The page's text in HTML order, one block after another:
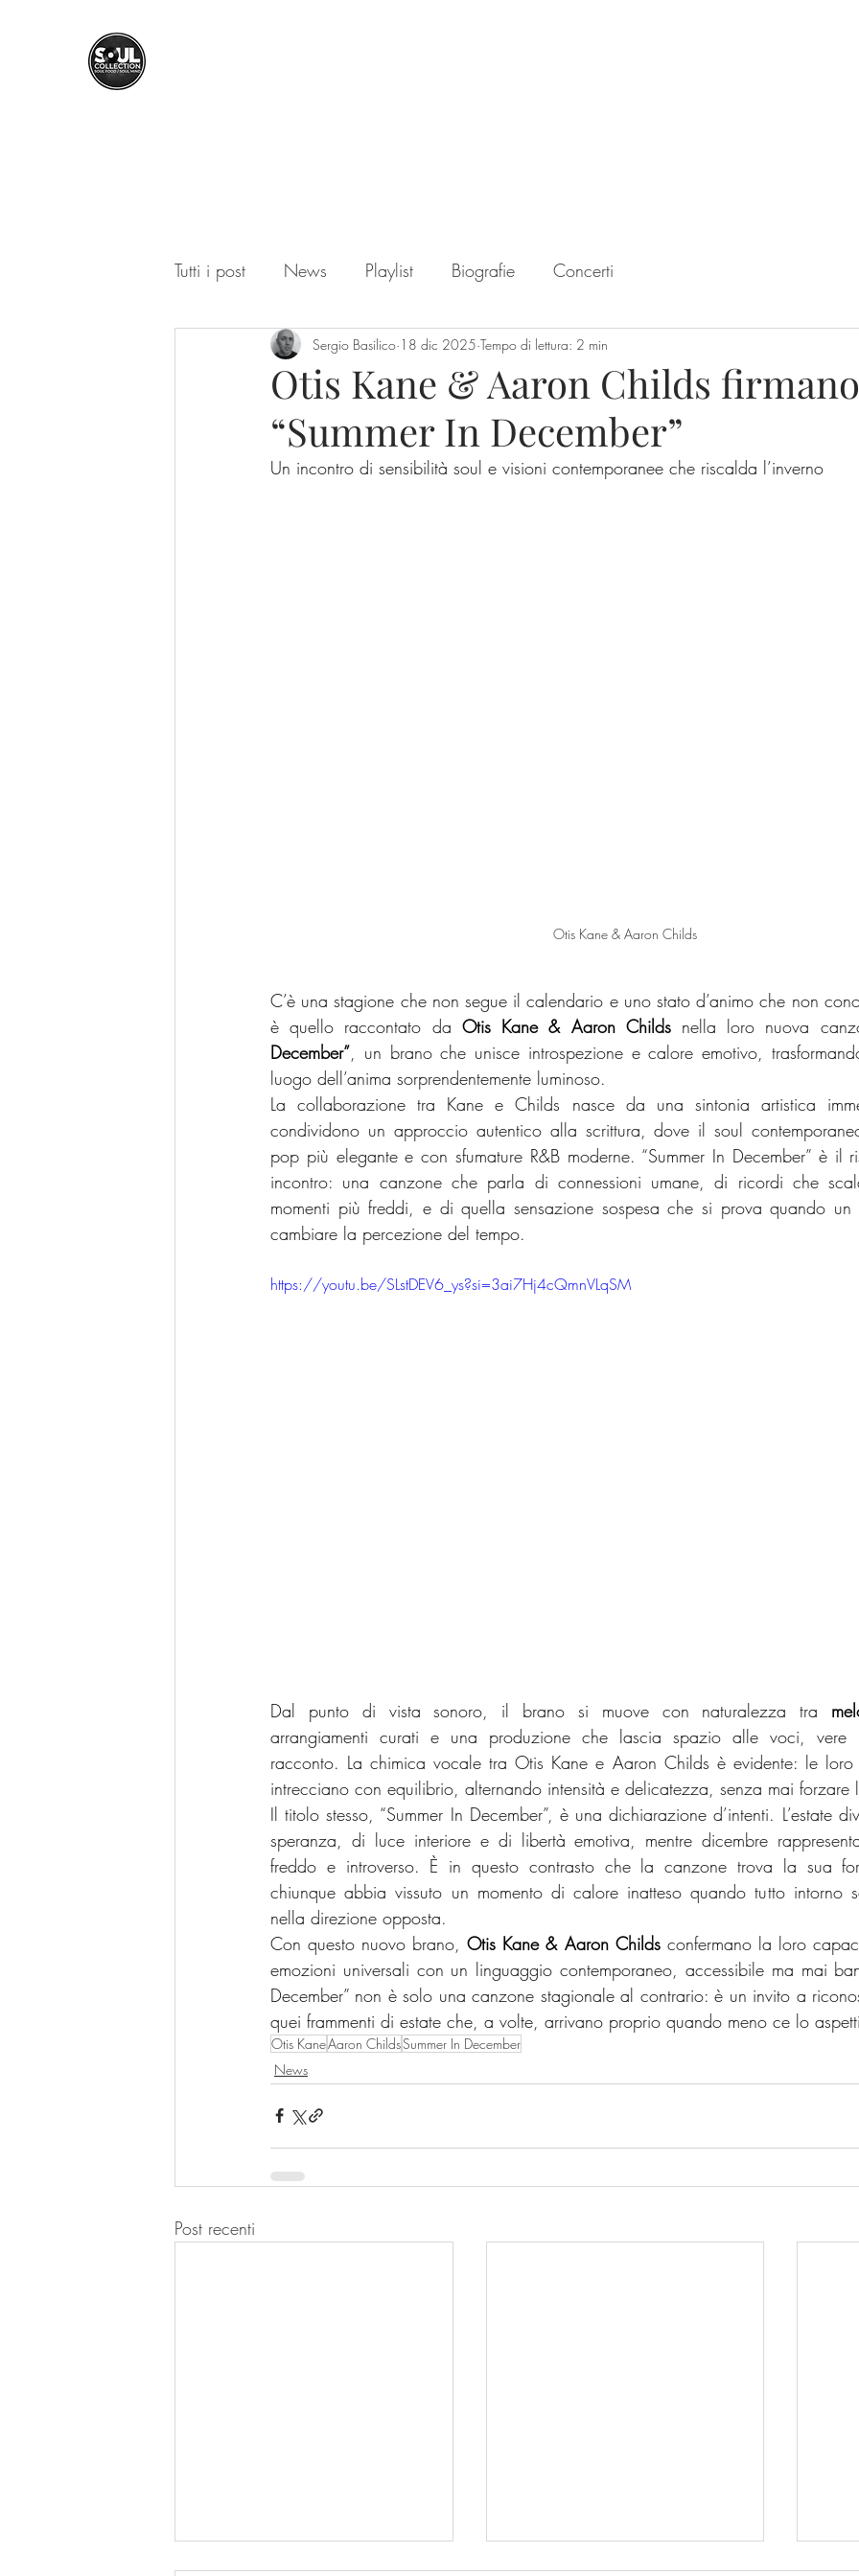
Tutti i post News Playlist Biografie Concerti
Otis Kane & Aaron Childs firmano
“Summer In December”
Sergio Basilico 18 dic 2025 Tempo di lettura: 2 min
Un incontro di sensibilità soul e visioni contemporanee che riscalda l’inverno
Otis Kane & Aaron Childs
C’è una stagione che non segue il calendario e uno stato d’animo che non
è quello raccontato da Otis Kane & Aaron Childs nella loro nuova
December”, un brano che unisce introspezione e calore emotivo,
luogo dell’anima sorprendentemente luminoso.
La collaborazione tra Kane e Childs nasce da una sintonia artistica
condividono un approccio autentico alla scrittura, dove il soul
pop più elegante e con sfumature R&B moderne. “Summer In December” è il
incontro: una canzone che parla di connessioni umane, di ricordi che
momenti più freddi, e di quella sensazione sospesa che si prova quando un
cambiare la percezione del tempo.
https://youtu.be/SLstDEV6_ys?si=3ai7Hj4cQmnVLqSM
Dal punto di vista sonoro, il brano si muove con naturalezza tra
arrangiamenti curati e una produzione che lascia spazio alle voci, vere
racconto. La chimica vocale tra Otis Kane e Aaron Childs è evidente: le loro
intrecciano con equilibrio, alternando intensità e delicatezza, senza mai forzare
Il titolo stesso, “Summer In December”, è una dichiarazione d’intenti. L’estate
speranza, di luce interiore e di libertà emotiva, mentre dicembre
freddo e introverso. È in questo contrasto che la canzone trova la sua
chiunque abbia vissuto un momento di calore inatteso quando tutto intorno
nella direzione opposta.
Con questo nuovo brano, Otis Kane & Aaron Childs confermano la loro
emozioni universali con un linguaggio contemporaneo, accessibile ma mai
December” non è solo una canzone stagionale al contrario: è un invito a
quei frammenti di estate che, a volte, arrivano proprio quando meno ce lo
Otis KaneAaron ChildsSummer In December
News
Post recenti